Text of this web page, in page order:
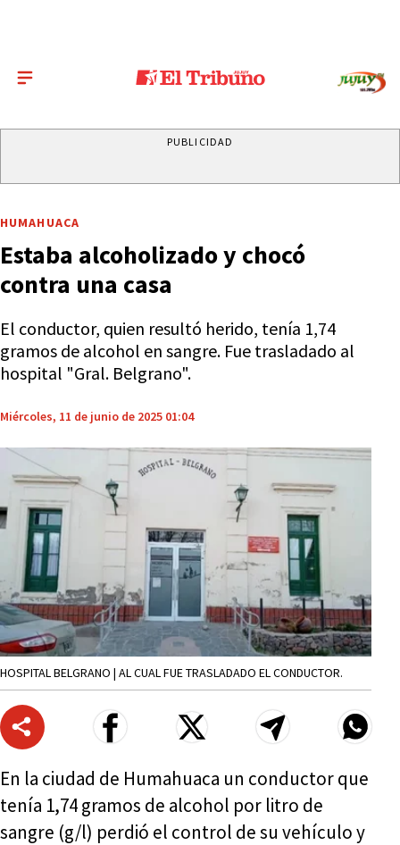
PUBLICIDAD
HUMAHUACA
Estaba alcoholizado y chocó
contra una casa
El conductor, quien resultó herido, tenía 1,74
gramos de alcohol en sangre. Fue trasladado al
hospital "Gral. Belgrano".
Miércoles, 11 de junio de 2025 01:04
HOSPITAL BELGRANO | AL CUAL FUE TRASLADADO EL CONDUCTOR.
En la ciudad de Humahuaca un conductor que
tenía 1,74 gramos de alcohol por litro de
sangre (g/l) perdió el control de su vehículo y